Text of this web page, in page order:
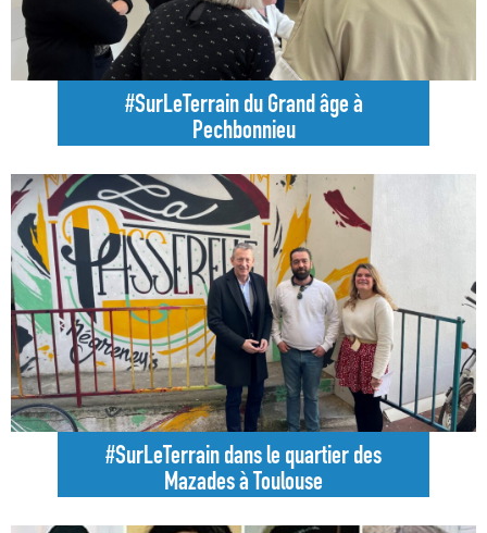
#SurLeTerrain du Grand âge à
Pechbonnieu
#SurLeTerrain dans le quartier des
Mazades à Toulouse